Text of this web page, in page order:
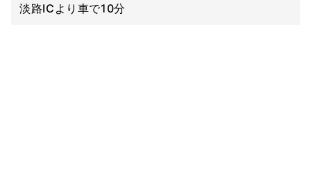
淡路ICより車で10分